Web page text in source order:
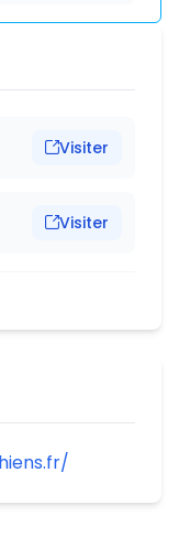
Visiter
Visiter